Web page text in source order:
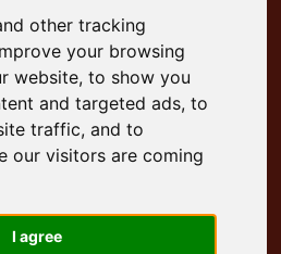
other tracking
your browsing
website, to show you
and targeted ads, to
traffic, and to
our visitors are coming
I agree